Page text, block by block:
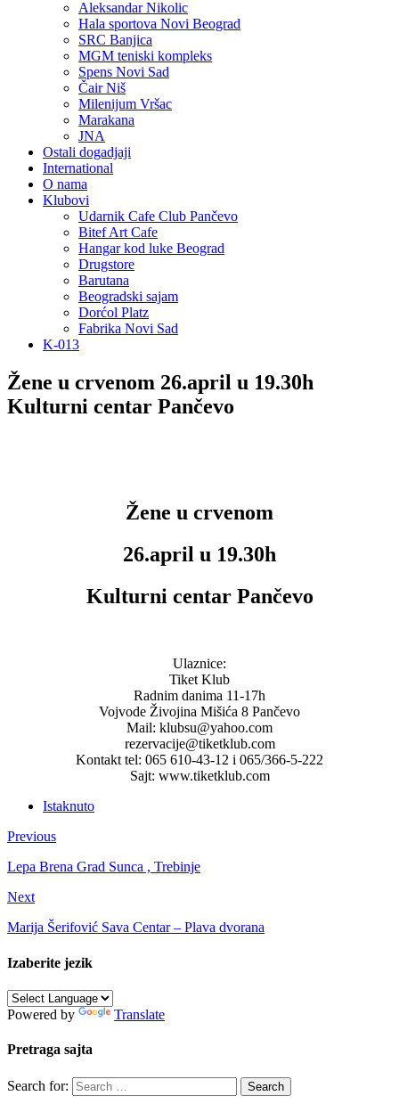
Aleksandar Nikolic
Hala sportova Novi Beograd
SRC Banjica
MGM teniski kompleks
Spens Novi Sad
Čair Niš
Milenijum Vršac
Marakana
JNA
Ostali dogadjaji
International
O nama
Klubovi
Udarnik Cafe Club Pančevo
Bitef Art Cafe
Hangar kod luke Beograd
Drugstore
Barutana
Beogradski sajam
Dorćol Platz
Fabrika Novi Sad
K-013
Žene u crvenom 26.april u 19.30h
Kulturni centar Pančevo
Žene u crvenom
26.april u 19.30h
Kulturni centar Pančevo
Ulaznice:
Tiket Klub
Radnim danima 11-17h
Vojvode Živojina Mišića 8 Pančevo
Mail: klubsu@yahoo.com
rezervacije@tiketklub.com
Kontakt tel: 065 610-43-12 i 065/366-5-222
Sajt: www.tiketklub.com
Istaknuto
Previous
Lepa Brena Grad Sunca , Trebinje
Next
Marija Šerifović Sava Centar – Plava dvorana
Izaberite jezik
Powered by Translate
Pretraga sajta
Search for: